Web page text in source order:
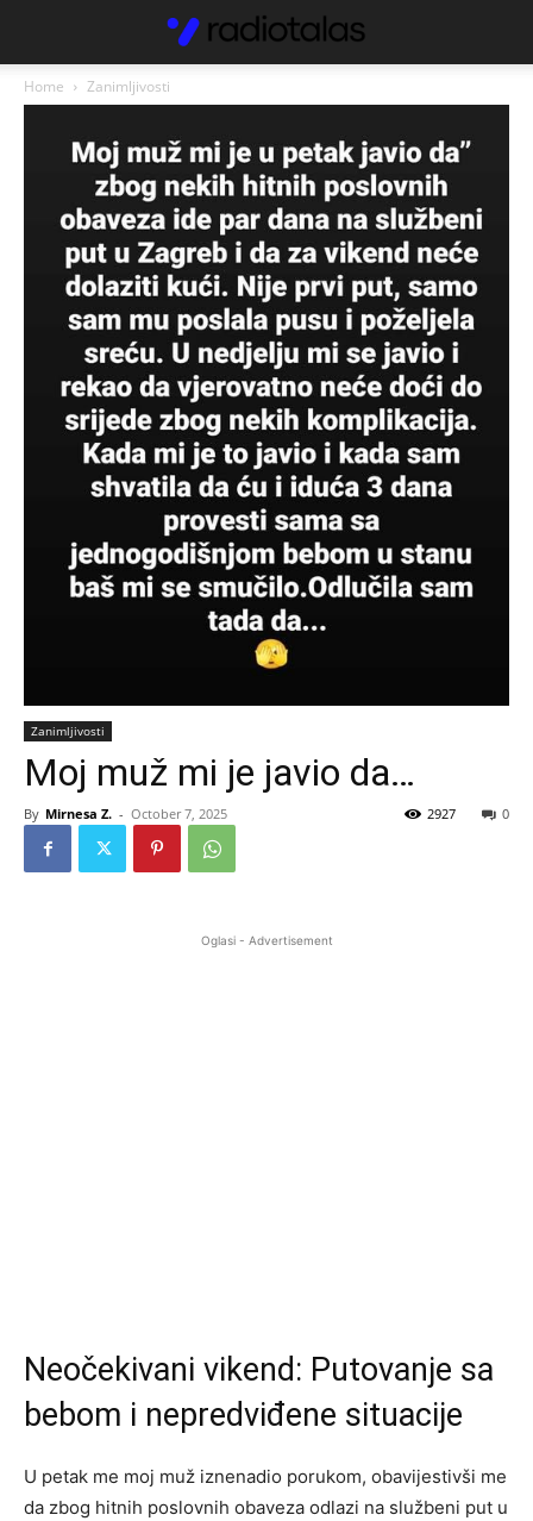
Home Zanimljivosti
Zanimljivosti
Moj muž mi je javio da…
By Mirnesa Z. - October 7, 2025 0
2927
Oglasi - Advertisement
Neočekivani vikend: Putovanje sa
bebom i nepredviđene situacije
U petak me moj muž iznenadio porukom, obavijestivši me
da zbog hitnih poslovnih obaveza odlazi na službeni put u